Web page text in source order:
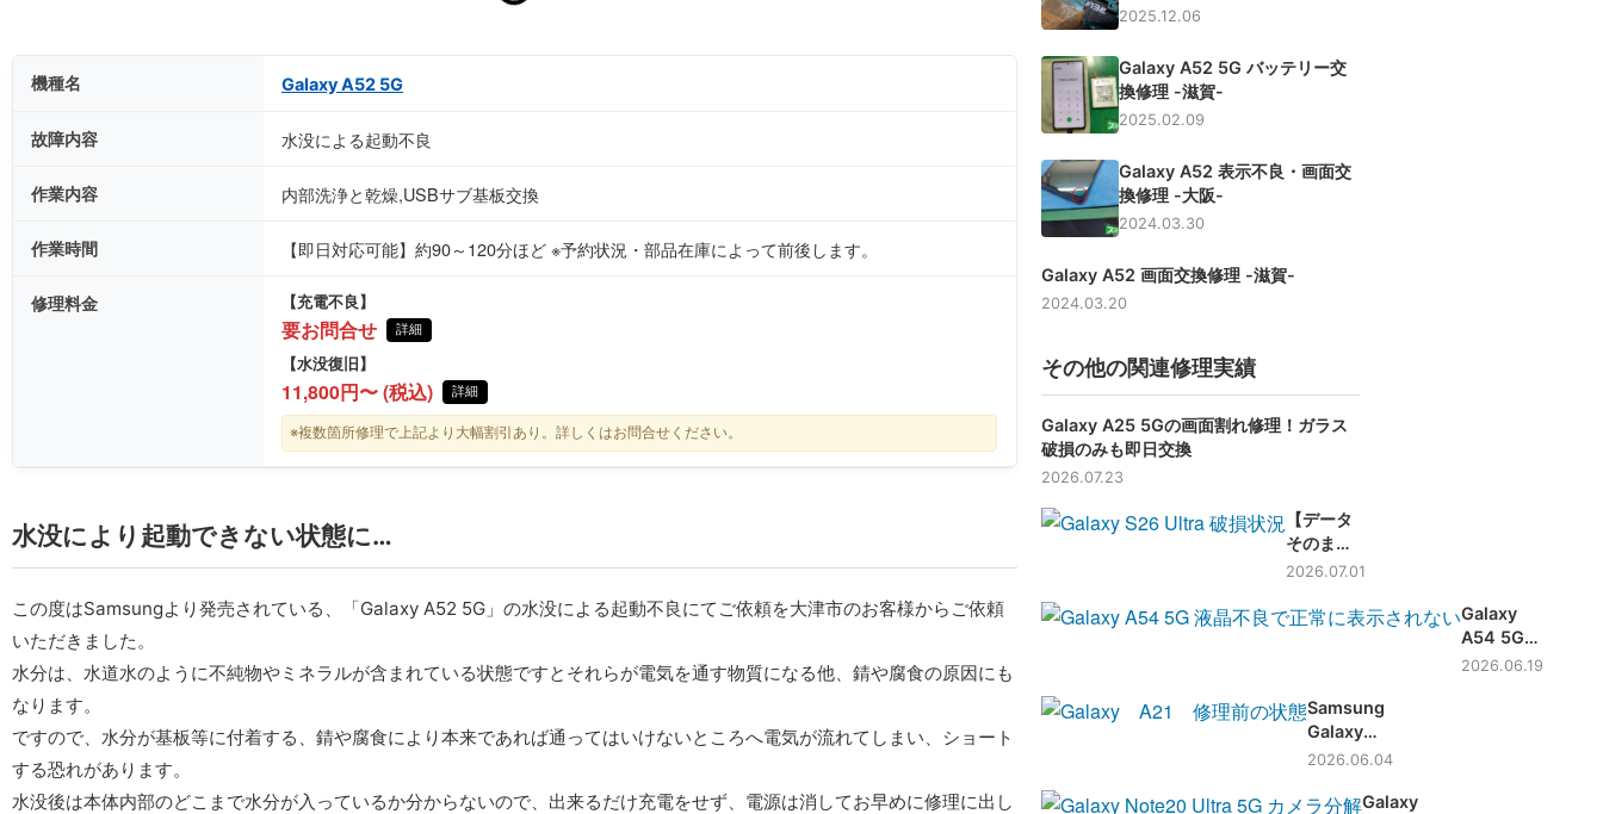
機種名 Galaxy A52 5G
故障内容 水没による起動不良
作業内容 内部洗浄と乾燥,USBサブ基板交換
作業時間 【即日対応可能】約90～120分ほど ※予約状況・部品在庫によって前後します。
修理料金 【充電不良】
要お問合せ 詳細
【水没復旧】
11,800円〜 (税込) 詳細
※複数箇所修理で上記より大幅割引あり。詳しくはお問合せください。
水没により起動できない状態に…
この度はSamsungより発売されている、「Galaxy A52 5G」の水没による起動不良にてご依頼を大津市のお客様からご依頼
いただきました。
水分は、水道水のように不純物やミネラルが含まれている状態ですとそれらが電気を通す物質になる他、錆や腐食の原因にも
なります。
ですので、水分が基板等に付着する、錆や腐食により本来であれば通ってはいけないところへ電気が流れてしまい、ショート
する恐れがあります。
水没後は本体内部のどこまで水分が入っているか分からないので、出来るだけ充電をせず、電源は消してお早めに修理に出し
【基板修理・CPUリボール】
2025.12.06
Galaxy A52 5G バッテリー交
換修理 -滋賀-
2025.02.09
Galaxy A52 表示不良・画面交
換修理 -大阪-
2024.03.30
Galaxy A52 画面交換修理 -滋賀-
2024.03.20
その他の関連修理実績
Galaxy A25 5Gの画面割れ修理！ガラス
破損のみも即日交換
2026.07.23
【データ
そのま
ま】
S26 Ultra
の画面交
換も対応
2026.07.01
Galaxy
A54 5G
画面割
2026.06.19
Samsung
Galaxy
A21 画面が
ていました
2026.06.04
Galaxy